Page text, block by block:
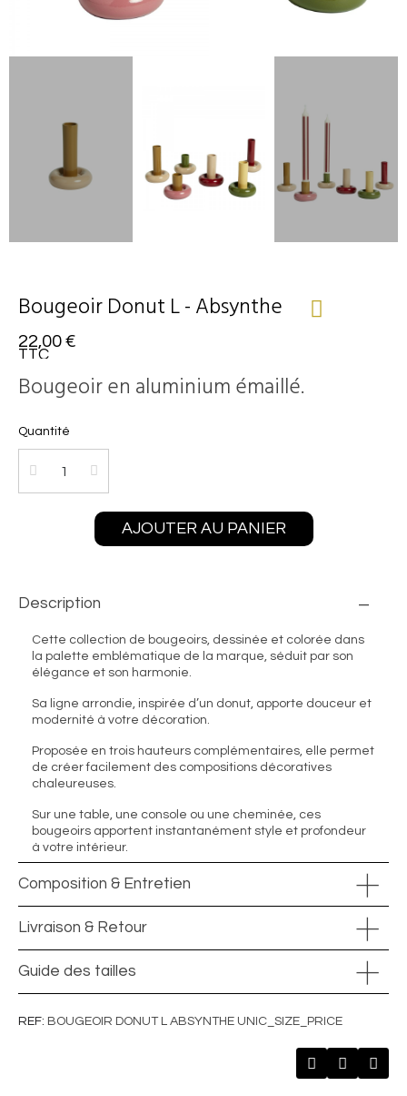
Bougeoir Donut L - Absynthe
22,00 €
TTC
Bougeoir en aluminium émaillé.
Quantité
AJOUTER AU PANIER
Description
Cette collection de bougeoirs, dessinée et colorée dans
la palette emblématique de la marque, séduit par son
élégance et son harmonie.
Sa ligne arrondie, inspirée d’un donut, apporte douceur et
modernité à votre décoration.
Proposée en trois hauteurs complémentaires, elle permet
de créer facilement des compositions décoratives
chaleureuses.
Sur une table, une console ou une cheminée, ces
bougeoirs apportent instantanément style et profondeur
à votre intérieur.
Composition & Entretien
Livraison & Retour
Guide des tailles
REF BOUGEOIR DONUT L ABSYNTHE UNIC_SIZE_PRICE